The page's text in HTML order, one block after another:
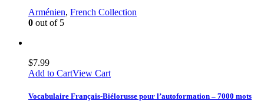
Arménien, French Collection
0 out of 5
$7.99
Add to CartView Cart
Vocabulaire Français-Biélorusse pour l’autoformation – 7000 mots